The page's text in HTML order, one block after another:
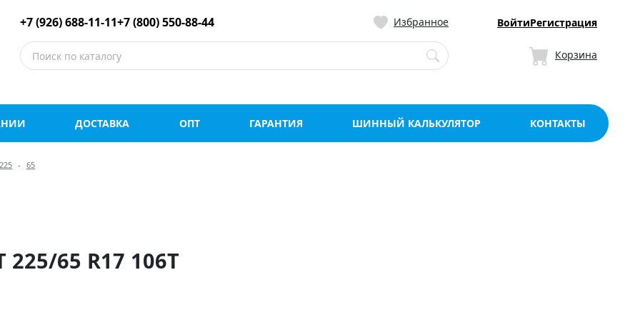
шины оптом и в розницу со склада в
+7 (926) 688-11-11+7 (800) 550-88-44 Избранное ВойтиРегистрация
Корзина
ДОСТАВКА ОПТ ГАРАНТИЯ ШИННЫЙ КАЛЬКУЛЯТОР КОНТАКТЫ
225 65
225/65 R17 106T